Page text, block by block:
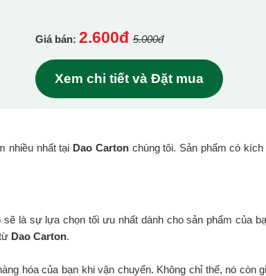
Giá bán: 2.600đ 5.000đ
Xem chi tiết và Đặt mua
nhiều nhất tại Dao Cartonchúng tôi. Sản phẩm có
sẽ là sự lựa chọn tối ưu nhất dành cho sản phẩm của
Dao Carton.
hóa của bạn khi vận chuyển. Không chỉ thế, nó còn